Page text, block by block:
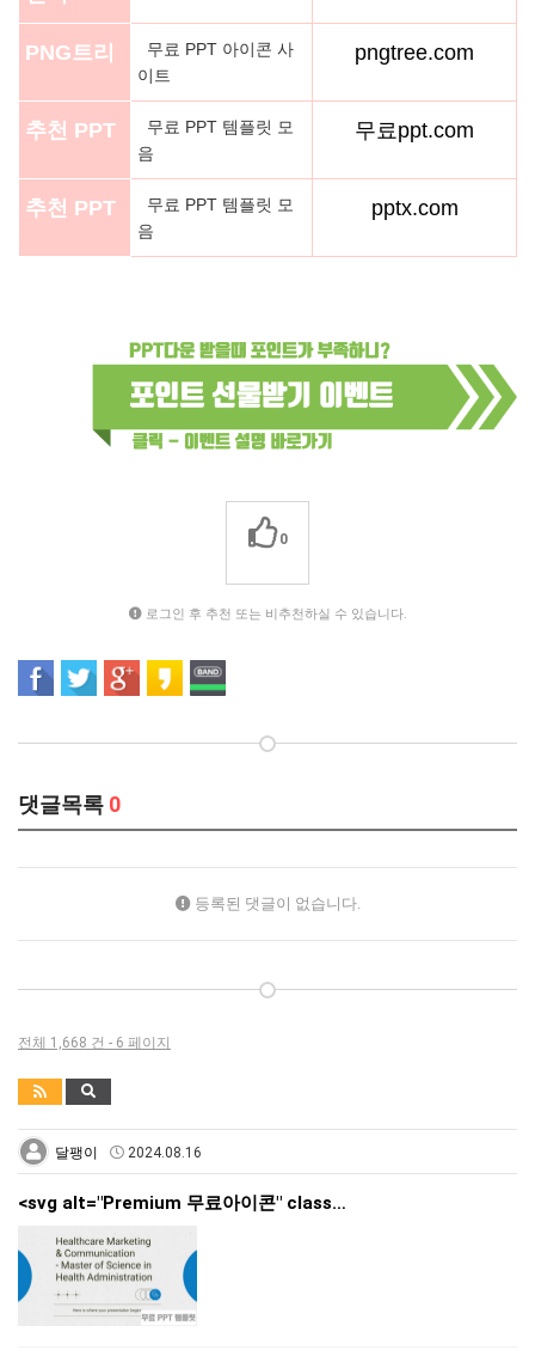
PNG트리
무료 PPT 아이콘 사
이트
pngtree.com
추천 PPT
무료 PPT 템플릿 모
음
무료ppt.com
추천 PPT
무료 PPT 템플릿 모
음
pptx.com
0
로그인 후 추천 또는 비추천하실 수 있습니다.
댓글목록 0
등록된 댓글이 없습니다.
전체 1,668 건 - 6 페이지
달팽이 2024.08.16
<svg alt="Premium 무료아이콘" class…